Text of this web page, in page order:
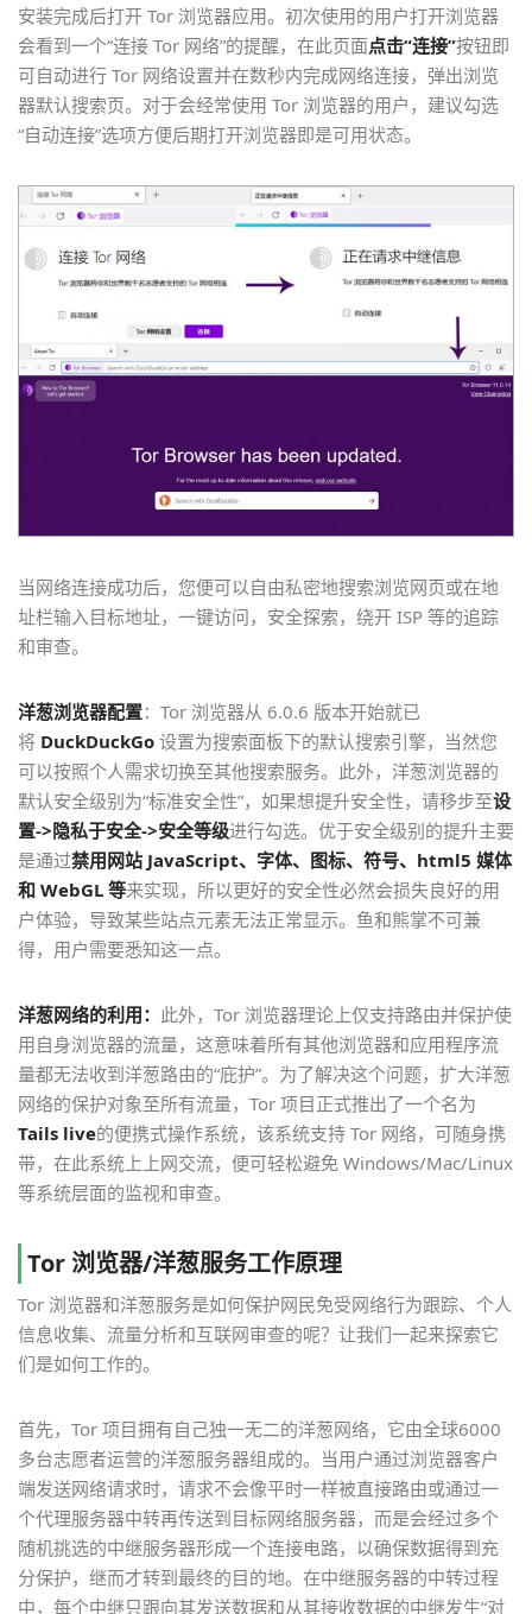
安装完成后打开 Tor 浏览器应用。初次使用的用户打开浏览器
会看到一个“连接 Tor 网络”的提醒，在此页面点击“连接”按钮即
可自动进行 Tor 网络设置并在数秒内完成网络连接，弹出浏览
器默认搜索页。对于会经常使用 Tor 浏览器的用户，建议勾选
“自动连接”选项方便后期打开浏览器即是可用状态。
当网络连接成功后，您便可以自由私密地搜索浏览网页或在地
址栏输入目标地址，一键访问，安全探索，绕开 ISP 等的追踪
和审查。
洋葱浏览器配置：Tor 浏览器从 6.0.6 版本开始就已
将 DuckDuckGo 设置为搜索面板下的默认搜索引擎，当然您
可以按照个人需求切换至其他搜索服务。此外，洋葱浏览器的
默认安全级别为“标准安全性”，如果想提升安全性，请移步至设
置->隐私于安全->安全等级进行勾选。优于安全级别的提升主要
是通过禁用网站 JavaScript、字体、图标、符号、html5 媒体
和 WebGL 等来实现，所以更好的安全性必然会损失良好的用
户体验，导致某些站点元素无法正常显示。鱼和熊掌不可兼
得，用户需要悉知这一点。
洋葱网络的利用： 此外，Tor 浏览器理论上仅支持路由并保护使
用自身浏览器的流量，这意味着所有其他浏览器和应用程序流
量都无法收到洋葱路由的“庇护”。为了解决这个问题，扩大洋葱
网络的保护对象至所有流量，Tor 项目正式推出了一个名为
Tails live的便携式操作系统，该系统支持 Tor 网络，可随身携
带，在此系统上上网交流，便可轻松避免 Windows/Mac/Linux
等系统层面的监视和审查。
Tor 浏览器/洋葱服务工作原理
Tor 浏览器和洋葱服务是如何保护网民免受网络行为跟踪、个人
信息收集、流量分析和互联网审查的呢？让我们一起来探索它
们是如何工作的。
首先，Tor 项目拥有自己独一无二的洋葱网络，它由全球6000
多台志愿者运营的洋葱服务器组成的。当用户通过浏览器客户
端发送网络请求时，请求不会像平时一样被直接路由或通过一
个代理服务器中转再传送到目标网络服务器，而是会经过多个
随机挑选的中继服务器形成一个连接电路，以确保数据得到充
分保护，继而才转到最终的目的地。在中继服务器的中转过程
中，每个中继只跟向其发送数据和从其接收数据的中继发生“对